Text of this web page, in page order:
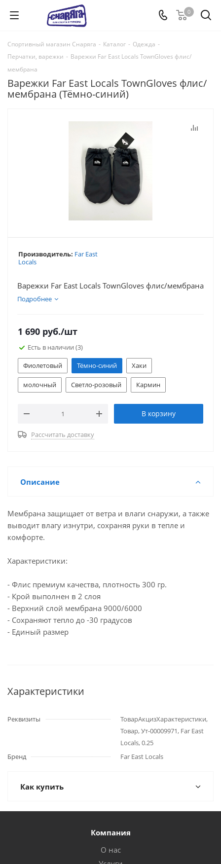
0
Спортивный магазин Снаряга - Каталог - Одежда -
Перчатки, варежки - Варежки Far East Locals TownGloves флис/
мембрана
Варежки Far East Locals TownGloves флис/
мембрана (Тёмно-синий)
Производитель: Far East
Locals
Варежки Far East Locals TownGloves флис/мембрана
Подробнее
1 690 руб./шт
Есть в наличии (3)
Фиолетовый Тёмно-синий Хаки
молочный Светло-розовый Кармин
В корзину
Рассчитать доставку
Описание
Мембрана защищает от ветра и влаги снаружи, а также
выводит влагу изнутри, сохраняя руки в тепле и
комфорте.
Характеристики:
- Флис премиум качества, плотность 300 гр.
- Крой выполнен в 2 слоя
- Верхний слой мембрана 9000/6000
- Сохраняют тепло до -30 градусов
- Единый размер
Характеристики
Реквизиты
ТоварАкцизХарактеристики,
Товар, Ут-00009971, Far East
Locals, 0.25
Бренд
Far East Locals
Как купить
Компания
О нас